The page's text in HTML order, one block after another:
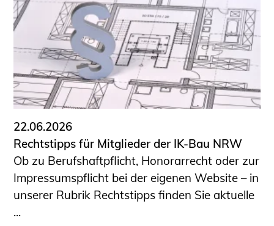
22.06.2026
Rechtstipps für Mitglieder der IK-Bau NRW
Ob zu Berufshaftpflicht, Honorarrecht oder zur
Impressumspflicht bei der eigenen Website – in
unserer Rubrik Rechtstipps finden Sie aktuelle
...